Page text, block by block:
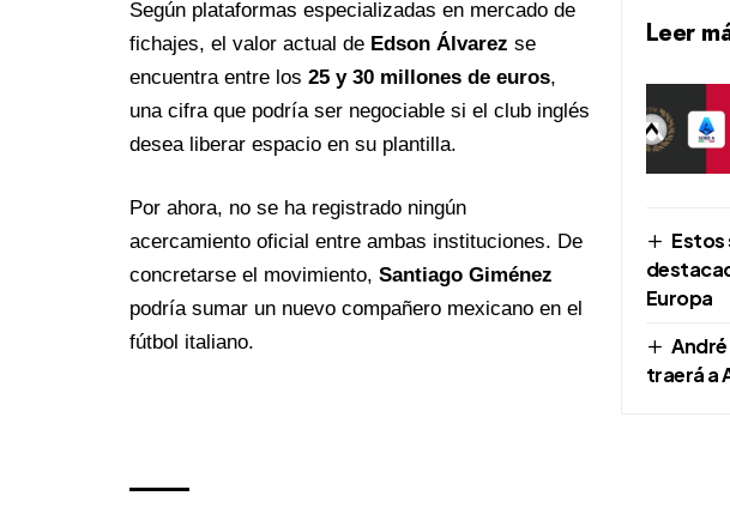
Leer
Estos
Europa
traerá a
Según plataformas especializadas en mercado de
fichajes, el valor actual de Edson Álvarez se
encuentra entre los 25 y 30 millones de euros,
una cifra que podría ser negociable si el club inglés
desea liberar espacio en su plantilla.
Por ahora, no se ha registrado ningún
acercamiento oficial entre ambas instituciones. De
concretarse el movimiento, Santiago Giménez
podría sumar un nuevo compañero mexicano en el
fútbol italiano.